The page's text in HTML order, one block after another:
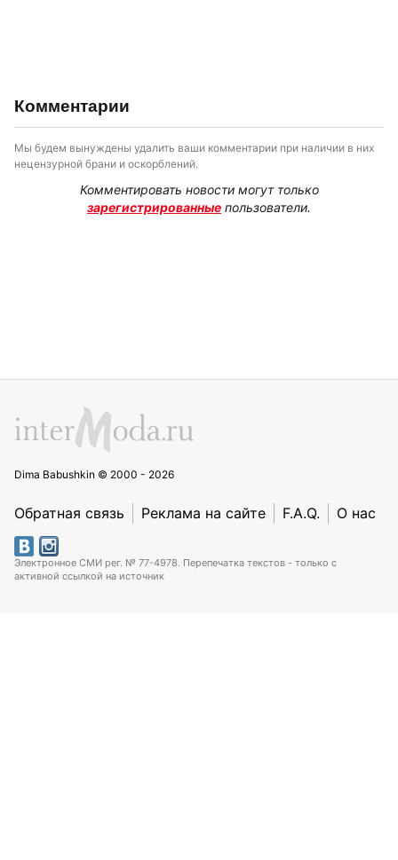
Комментарии
Мы будем вынуждены удалить ваши комментарии при наличии в них
нецензурной брани и оскорблений.
Комментировать новости могут только
зарегистрированные пользователи.
Dima Babushkin © 2000 - 2026
Обратная связь Реклама на сайте F.A.Q. О нас
Электронное СМИ рег. № 77-4978. Перепечатка текстов - только с
активной ссылкой на источник